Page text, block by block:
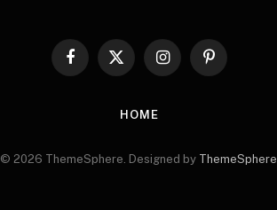
Facebook
X
InstagramPinterest
HOME
© 2026 ThemeSphere. Designed by ThemeSphere